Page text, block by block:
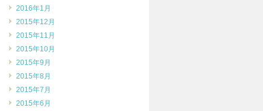
2016年1月
2015年12月
2015年11月
2015年10月
2015年9月
2015年8月
2015年7月
2015年6月